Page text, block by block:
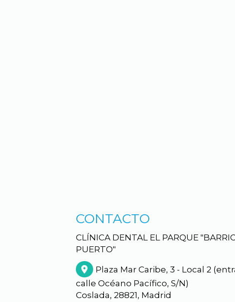
CONTACTO
CLÍNICA DENTAL EL PARQUE
PUERTO"
Plaza Mar Caribe, 3 - Local 2
calle Océano Pacífico, S/N)
Coslada, 28821, Madrid